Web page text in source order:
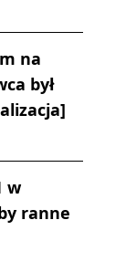
na
był
w
ranne